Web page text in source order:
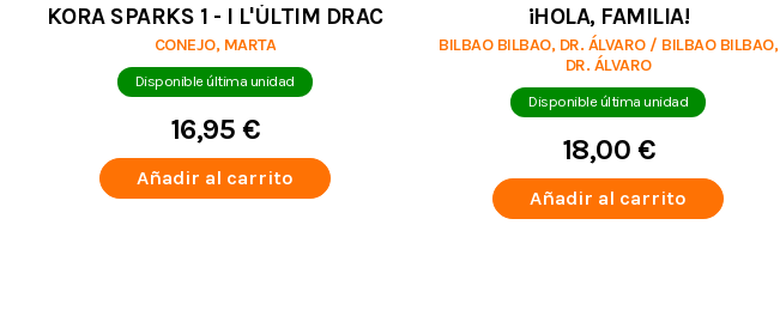
KORA SPARKS 1 - I L'ÚLTIM DRAC
CONEJO, MARTA
Disponible última unidad
16,95 €
Añadir al carrito
¡HOLA, FAMILIA!
BILBAO BILBAO, DR. ÁLVARO / BILBAO BILBAO,
DR. ÁLVARO
Disponible última unidad
18,00 €
Añadir al carrito